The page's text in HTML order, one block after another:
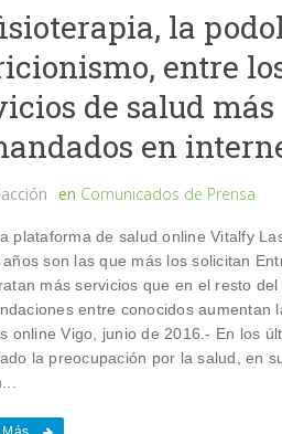
la
entre
de salud más
en
en Comunicados de Prensa
plataforma de salud online Vitalfy
años son las que más los solicitan
más servicios que en el resto del
entre conocidos aumentan
online Vigo, junio de 2016.- En los
la preocupación por la salud, en